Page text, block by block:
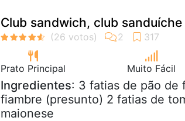
Club sandwich, club
Prato Principal Muito Fácil
Ingredientes: 3 fatias de pão de
fiambre (presunto) 2 fatias de
maionese